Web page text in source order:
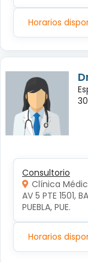
Horarios
Consultorio
Clínica
AV 5 PTE 1501,
PUEBLA, PUE.
Horarios